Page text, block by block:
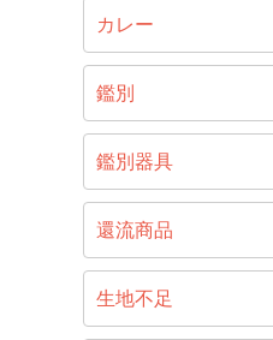
カレー
鑑別
鑑別器具
還流商品
生地不足